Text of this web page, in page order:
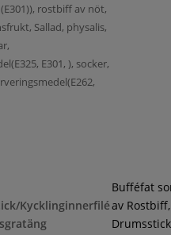
rostbiff av nöt,
Sallad, physalis,
E301, ), socker,
Kycklinginnerfilé
Bufféfat
av Rostbiff,